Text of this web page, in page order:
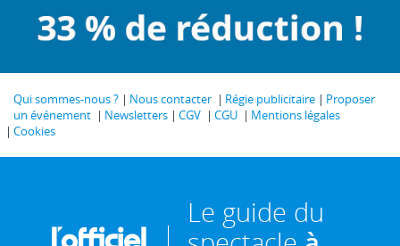
Qui sommes-nous ? Nous contacter Régie publicitaire
Proposer
un événement
Newsletters CGV CGU
Mentions légales
Cookies
Le guide du